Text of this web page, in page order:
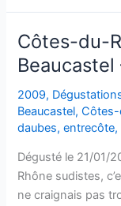
Rhône
–
Coudoulet
de
Beaucastel
–
1997
Côtes-du-
Beaucastel
2009,
Beaucastel,
daubes,entrecôte,
Dégusté le 21/01/
Rhône sudistes,
ne craignais pas